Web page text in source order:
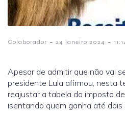
Colaborador - 24 janeiro 2024 -
Apesar de admitir que não vai
presidente Lula afirmou, nesta
reajustar a tabela do imposto
isentando quem ganha até dois